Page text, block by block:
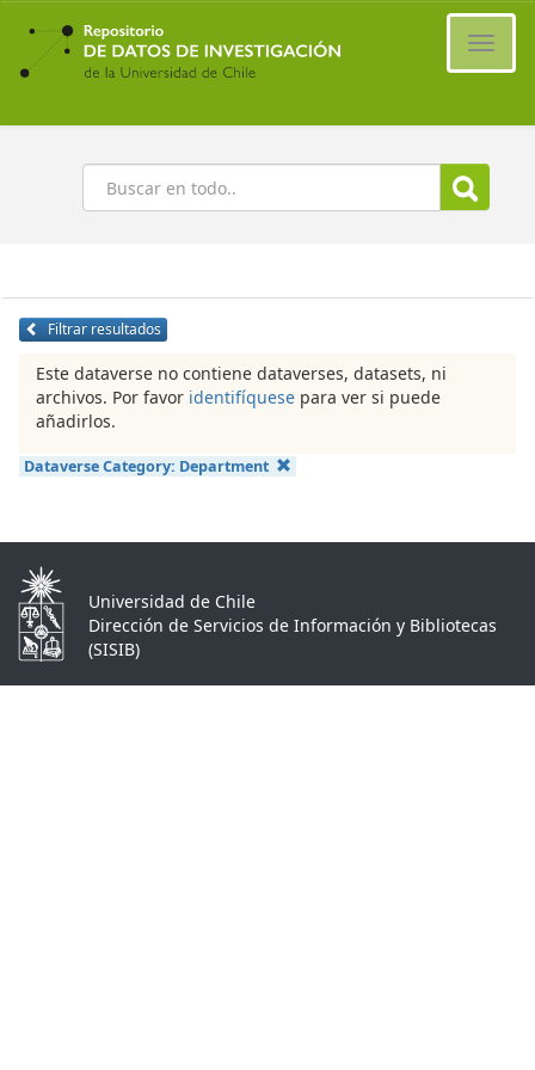
Ir
contenido
principal
Buscar
Filtrar resultados
Este dataverse no contiene dataverses, datasets, ni
archivos. Por favor identifíquese para ver si puede
añadirlos.
Dataverse Category: Department
Universidad de Chile
Dirección de Servicios de Información y Bibliotecas
(SISIB)